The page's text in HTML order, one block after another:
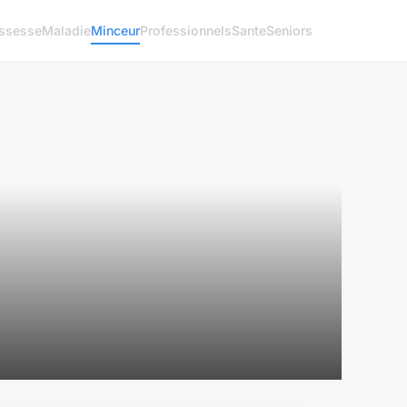
MaladieMinceurProfessionnelsSanteSeniors